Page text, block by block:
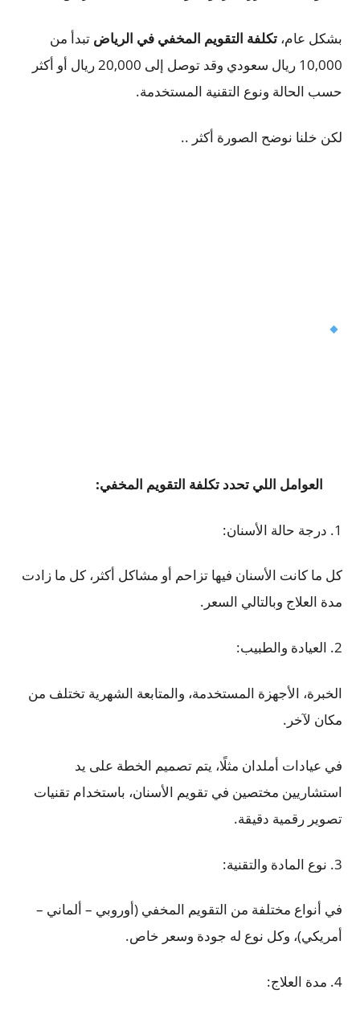
بشكل عام،تكلفة التقويم المخفي في الرياض تبدأ من
10,000 ريال سعودي وقد توصل إلى 20,000 ريال أو أكثر
حسب الحالة ونوع التقنية المستخدمة.
لكن خلنا نوضح الصورة أكثر ..
العوامل اللي تحدد تكلفة التقويم المخفي:
1. درجة حالة الأسنان:
كل ما كانت الأسنان فيها تزاحم أو مشاكل أكثر، كل ما زادت
مدة العلاج وبالتالي السعر.
2. العيادة والطبيب:
الخبرة، الأجهزة المستخدمة، والمتابعة الشهرية تختلف من
مكان لآخر.
في عيادات أملدان مثلًا، يتم تصميم الخطة على يد
استشاريين مختصين في تقويم الأسنان، باستخدام تقنيات
تصوير رقمية دقيقة.
3. نوع المادة والتقنية:
في أنواع مختلفة من التقويم المخفي (أوروبي – ألماني –
أمريكي)، وكل نوع له جودة وسعر خاص.
4. مدة العلاج: